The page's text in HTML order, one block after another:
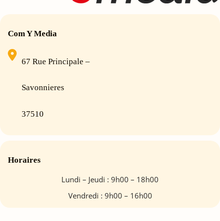
Com Y Media
67 Rue Principale –
Savonnieres
37510
Horaires
Lundi – Jeudi : 9h00 – 18h00
Vendredi : 9h00 – 16h00